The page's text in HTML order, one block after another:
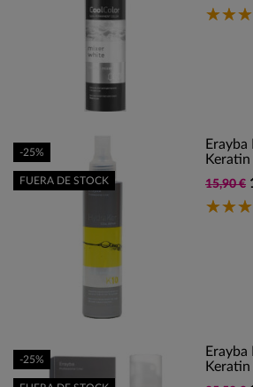
15,90 €
-25%
FUERA DE STOCK
-25%